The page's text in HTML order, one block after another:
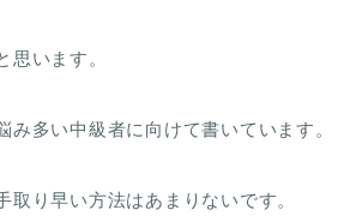
思います。
み多い中級者に向けて書いています。
取り早い方法はあまりないです。